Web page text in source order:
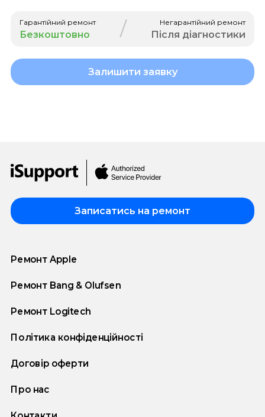
Гарантійний ремонт
Безкоштовно / Негарантійний ремонт
Після діагностики
Залишити заявку
Записатись на ремонт
Ремонт Apple
Ремонт Bang & Olufsen
Ремонт Logitech
Політика конфіденційності
Договір оферти
Про нас